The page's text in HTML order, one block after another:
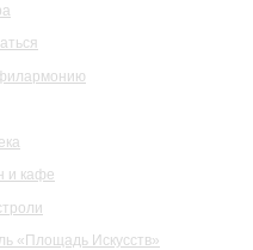
и кафе
«Площадь Искусств»